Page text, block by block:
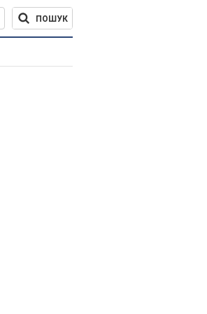
ПОШУК